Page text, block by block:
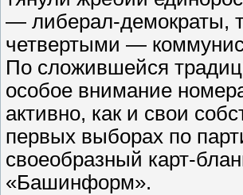
— либерал-демократы,
четвертыми —
По сложившейся
особое внимание
активно, как и свои
первых выборах по
своеобразный карт-
«Башинформ».